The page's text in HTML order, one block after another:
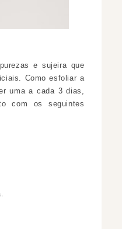
e sujeira que
Como esfoliar a
uma a cada 3 dias,
com os seguintes